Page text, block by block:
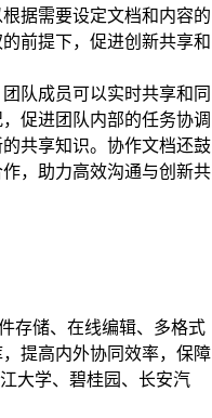
据需要设定文档和内容的
前提下，促进创新共享和
队成员可以实时共享和同
促进团队内部的任务协调
共享知识。协作文档还鼓
，助力高效沟通与创新共
存储、在线编辑、多格式
提高内外协同效率，保障
大学、碧桂园、长安汽